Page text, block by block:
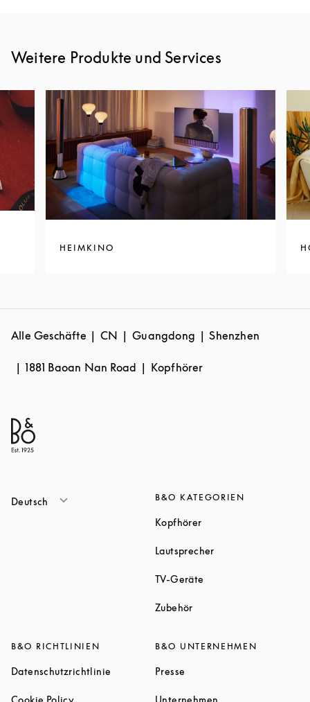
Weitere Produkte und Services
HEIMKINO
Alle Geschäfte CN Guangdong Shenzhen
1881 Baoan Nan Road Kopfhörer
Deutsch B&O KATEGORIEN
KopfhörerLink Opens in New Tab
LautsprecherLink Opens in New
TV-Geräte
ZubehörLink Opens in New Tab
B&O RICHTLINIEN
Datenschutzrichtlinie Link Opens in New Tab
Cookie PolicyLink Opens in New Tab
B&O UNTERNEHMEN
Presse
Unternehmen